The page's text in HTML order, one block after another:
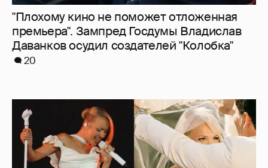
"Душевность и лютое веселье". Клава Кока
опубликовала фото со свадебной
вечеринки
25